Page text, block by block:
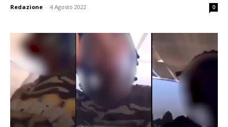
Redazione - 4 Agosto 2022 0